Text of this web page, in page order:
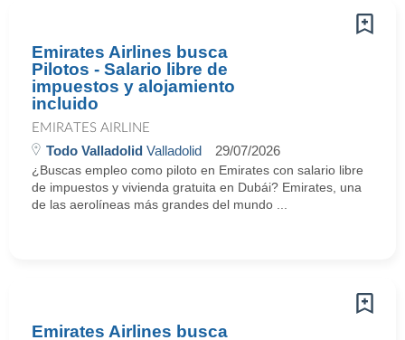
Emirates Airlines busca
Pilotos - Salario libre de
impuestos y alojamiento
incluido
EMIRATES AIRLINE
Todo Valladolid Valladolid 29/07/2026
¿Buscas empleo como piloto en Emirates con salario libre
de impuestos y vivienda gratuita en Dubái? Emirates, una
de las aerolíneas más grandes del mundo ...
Emirates Airlines busca